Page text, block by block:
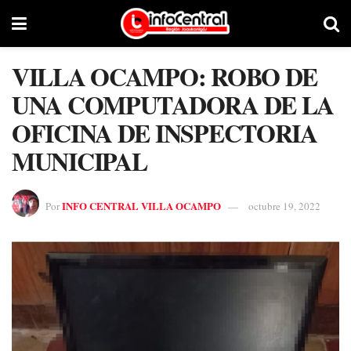
VILLA OCAMPO: ROBO DE
UNA COMPUTADORA DE LA
OFICINA DE INSPECTORIA
MUNICIPAL
PorINFO CENTRAL VILLA OCAMPO octubre 19, 2022